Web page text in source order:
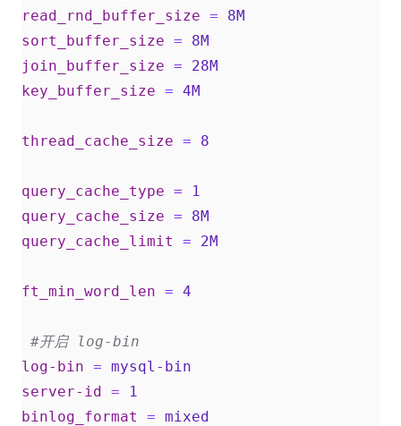
read_rnd_buffer_size =
8M
sort_buffer_size =
8M
join_buffer_size =
28M
key_buffer_size = 4M
thread_cache_size = 8
query_cache_type =
1
query_cache_size =
8M
query_cache_limit
= 2M
ft_min_word_len = 4
#开启 log-bin
log-bin = mysql-bin
server-id =
1
binlog_format
= mixed